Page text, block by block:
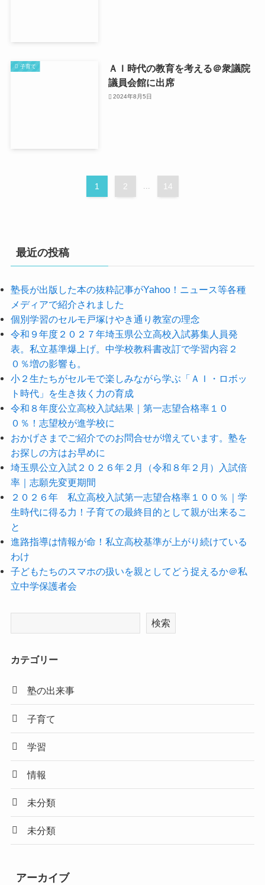
子育て
ＡＩ時代の教育を考える＠衆議院
議員会館に出席
2024年8月5日
1 2 ... 14
最近の投稿
塾長が出版した本の抜粋記事がYahoo！ニュース等各種
メディアで紹介されました
個別学習のセルモ戸塚けやき通り教室の理念
令和９年度２０２７年埼玉県公立高校入試募集人員発
表。私立基準爆上げ。中学校教科書改訂で学習内容２
０％増の影響も。
小２生たちがセルモで楽しみながら学ぶ「ＡＩ・ロボッ
ト時代」を生き抜く力の育成
令和８年度公立高校入試結果｜第一志望合格率１０
０％！志望校が進学校に
おかげさまでご紹介でのお問合せが増えています。塾を
お探しの方はお早めに
埼玉県公立入試２０２６年２月（令和８年２月）入試倍
率｜志願先変更期間
２０２６年 私立高校入試第一志望合格率１００％｜学
生時代に得る力！子育ての最終目的として親が出来るこ
と
進路指導は情報が命！私立高校基準が上がり続けている
わけ
子どもたちのスマホの扱いを親としてどう捉えるか＠私
立中学保護者会
検索
カテゴリー
塾の出来事
子育て
学習
情報
未分類
未分類
アーカイブ